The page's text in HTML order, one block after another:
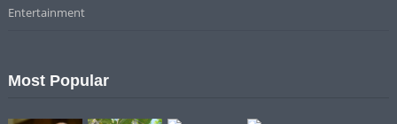
Entertainment
Most Popular